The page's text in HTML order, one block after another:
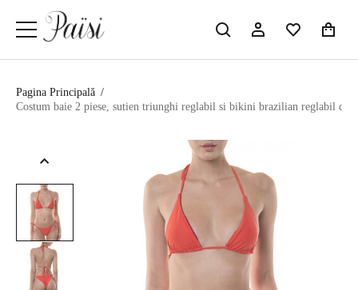
Pagina Principală /
Costum baie 2 piese, sutien triunghi reglabil si bikini brazilian reglabil cu